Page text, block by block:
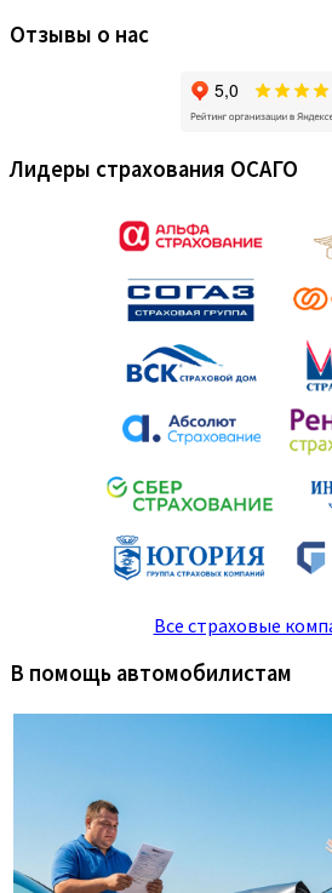
Отзывы о нас
Лидеры страхования ОСАГО
Все страховые
В помощь автомобилистам